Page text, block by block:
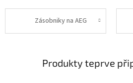
Zásobniky na AEG
Produkty teprve